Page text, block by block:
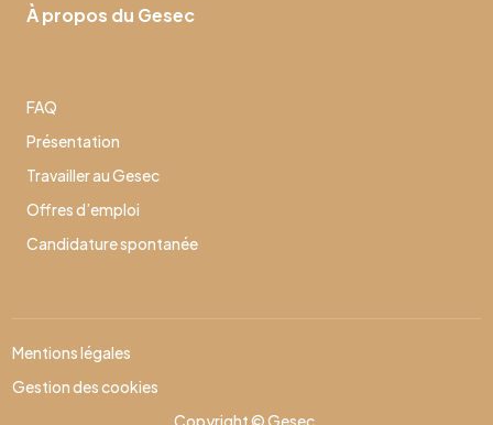
À propos du Gesec
FAQ
Présentation
Travailler au Gesec
Offres d’emploi
Candidature spontanée
Copyright © Gesec.
Mentions légales
Gestion des cookies